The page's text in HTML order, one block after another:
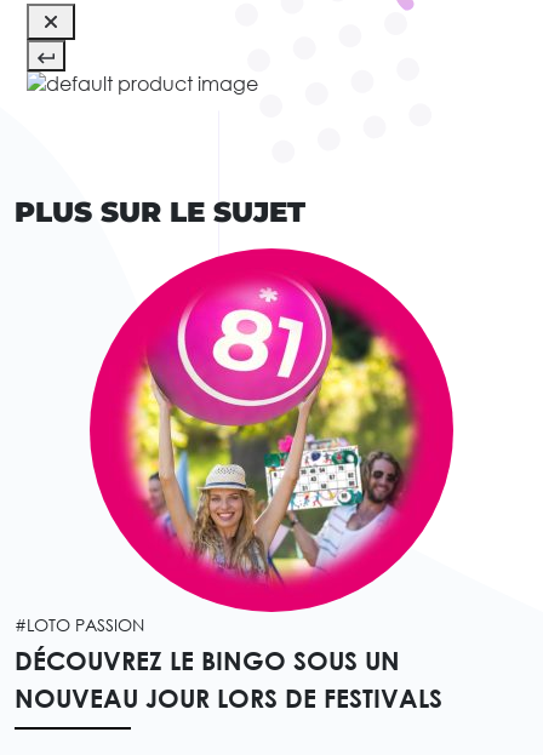
PLUS SUR LE SUJET
#LOTO PASSION
DÉCOUVREZ LE BINGO SOUS UN
NOUVEAU JOUR LORS DE FESTIVALS